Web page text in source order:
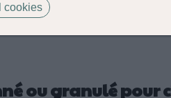
grande partie des
quotidien : énergie,
ou granulé pour
cookies